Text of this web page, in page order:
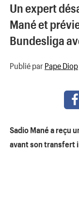
Un expert
Mané et
Bundesliga
Publié par Pape Diop
Sadio Mané a reçu
avant son transfert